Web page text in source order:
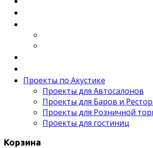
Проекты по Акустике
Проекты для Автосалонов
Проекты для Баров и
Проекты для Розничной
Проекты для гостиниц
Корзина